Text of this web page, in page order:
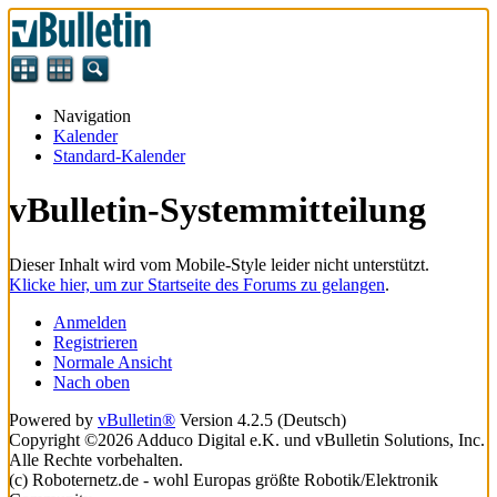
Navigation
Kalender
Standard-Kalender
vBulletin-Systemmitteilung
Dieser Inhalt wird vom Mobile-Style leider nicht unterstützt.
Klicke hier, um zur Startseite des Forums zu gelangen.
Anmelden
Registrieren
Normale Ansicht
Nach oben
Powered by vBulletin® Version 4.2.5 (Deutsch)
Copyright ©2026 Adduco Digital e.K. und vBulletin Solutions, Inc.
Alle Rechte vorbehalten.
(c) Roboternetz.de - wohl Europas größte Robotik/Elektronik